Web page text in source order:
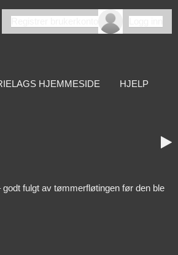
HJEMMESIDE HJELP

fulgt av tømmerfløtingen før den ble